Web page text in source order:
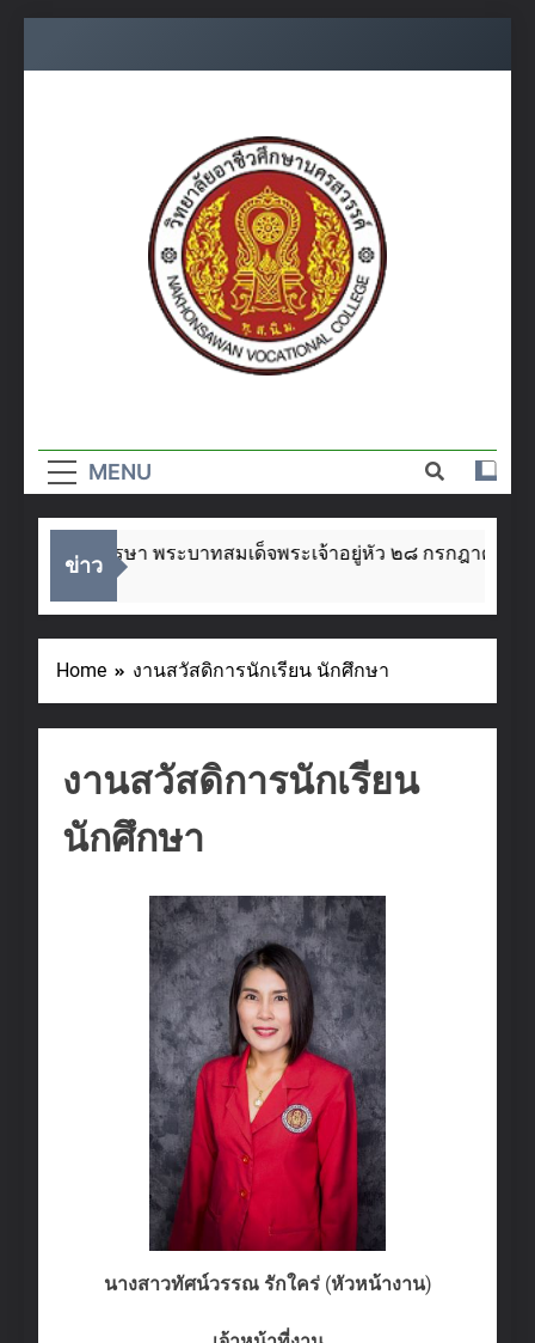
อาชีวศึกษา
นครสวรรค์
MENU
ข่าว
พระชนมพรรษา พระบาทสมเด็จพระเจ้าอยู่หัว ๒๘ กรกฎาคม ๒๕
Home งานสวัสดิการนักเรียน นักศึกษา
งานสวัสดิการนักเรียน
นักศึกษา
นางสาวทัศน์วรรณ รักใคร่ (หัวหน้างาน)